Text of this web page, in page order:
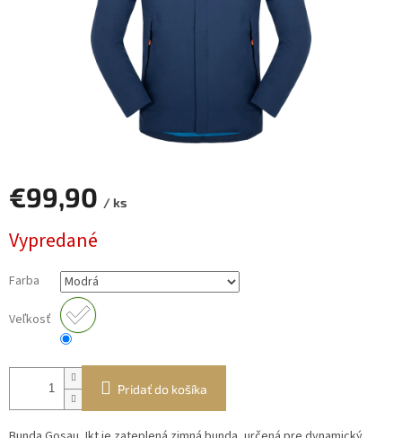
€99,90 / ks
cena:
Vypredané
Farba
Veľkosť
Pridať do košíka